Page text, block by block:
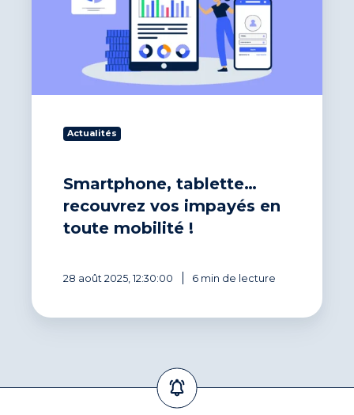
mobilité !
Actualités
Smartphone, tablette…
recouvrez vos impayés en
toute mobilité !
28 août 2025, 12:30:00 6 min de lecture